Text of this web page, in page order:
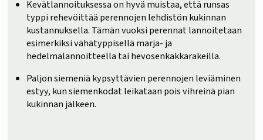
Kevätlannoituksessa on hyvä muistaa, että runsas
typpi rehevöittää perennojen lehdistön kukinnan
kustannuksella. Tämän vuoksi perennat lannoitetaan
esimerkiksi vähätyppisellä marja- ja
hedelmälannoitteella tai hevosenkakkarakeilla.
Paljon siemeniä kypsyttävien perennojen leviäminen
estyy, kun siemenkodat leikataan pois vihreinä pian
kukinnan jälkeen.